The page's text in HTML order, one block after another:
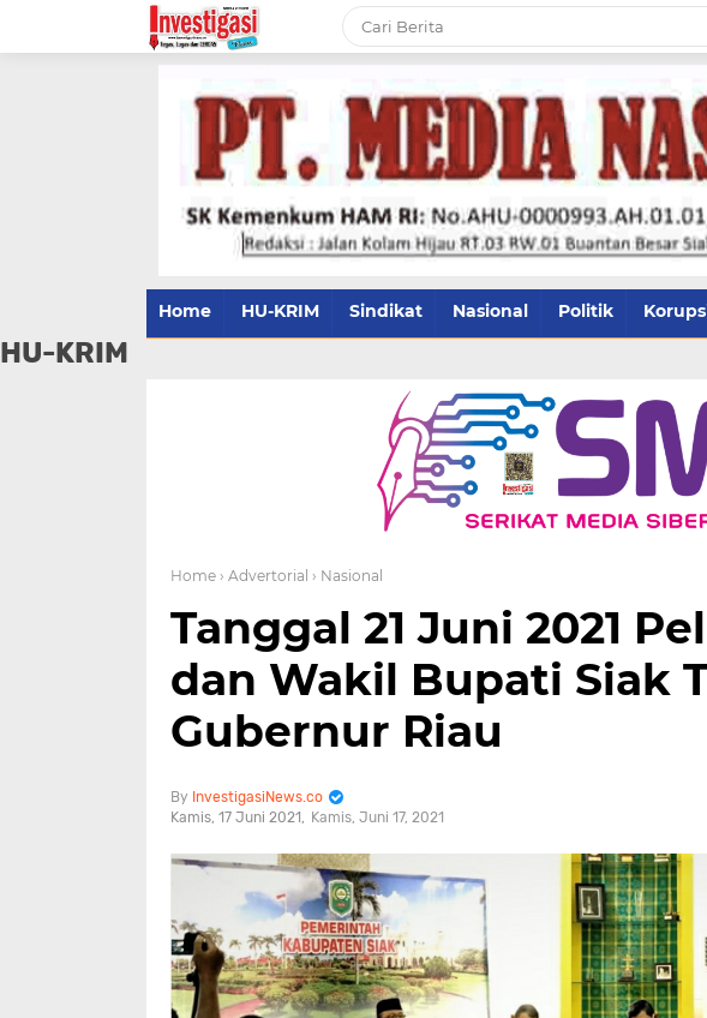
Home HU-KRIM Sindikat Nasional Politik
HU-KRIM
Home › Advertorial › Nasional
Tanggal 21 Juni 2021
dan Wakil Bupati Siak
Gubernur Riau
InvestigasiNews.co
Kamis, 17 Juni 2021
Kamis, Juni 17, 2021